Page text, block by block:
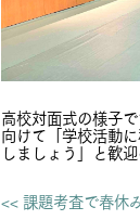
高校対面式の様子
向けて「学校活動
しましょう」と歓
<< 課題考査で春休